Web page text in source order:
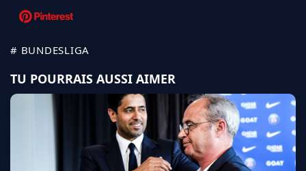
# BUNDESLIGA
TU POURRAIS AUSSI AIMER